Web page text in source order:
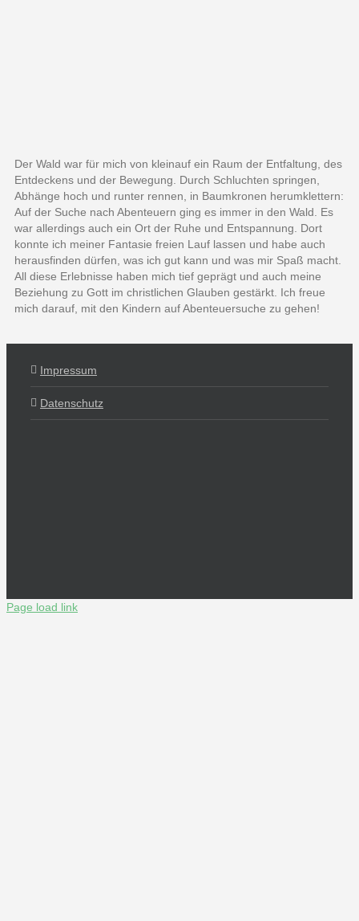
Der Wald war für mich von kleinauf ein Raum der Entfaltung, des
Entdeckens und der Bewegung. Durch Schluchten springen,
Abhänge hoch und runter rennen, in Baumkronen herumklettern:
Auf der Suche nach Abenteuern ging es immer in den Wald. Es
war allerdings auch ein Ort der Ruhe und Entspannung. Dort
konnte ich meiner Fantasie freien Lauf lassen und habe auch
herausfinden dürfen, was ich gut kann und was mir Spaß macht.
All diese Erlebnisse haben mich tief geprägt und auch meine
Beziehung zu Gott im christlichen Glauben gestärkt. Ich freue
mich darauf, mit den Kindern auf Abenteuersuche zu gehen!
Impressum
Datenschutz
Page load link